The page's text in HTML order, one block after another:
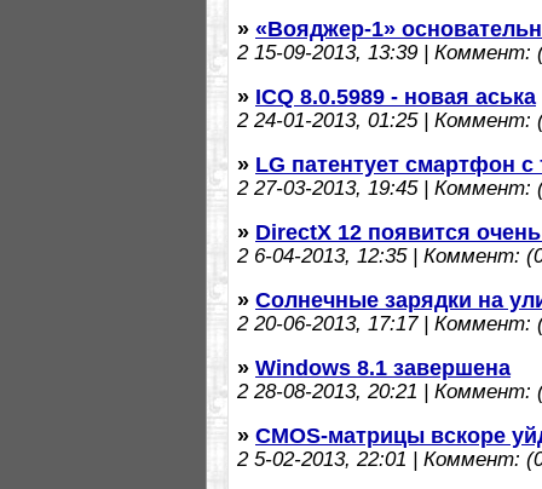
» «Вояджер-1»
215-09-2013, 13:39 | Коммент:
» ICQ 8.0.5989 - новая аська
224-01-2013, 01:25 | Коммент:
» LG патентует смартфон
227-03-2013, 19:45 | Коммент:
» DirectX 12 появится
26-04-2013, 12:35 | Коммент:
» Солнечные зарядки на
220-06-2013, 17:17 | Коммент:
» Windows 8.1 завершена
228-08-2013, 20:21 | Коммент:
» CMOS-матрицы вскоре
25-02-2013, 22:01 | Коммент: